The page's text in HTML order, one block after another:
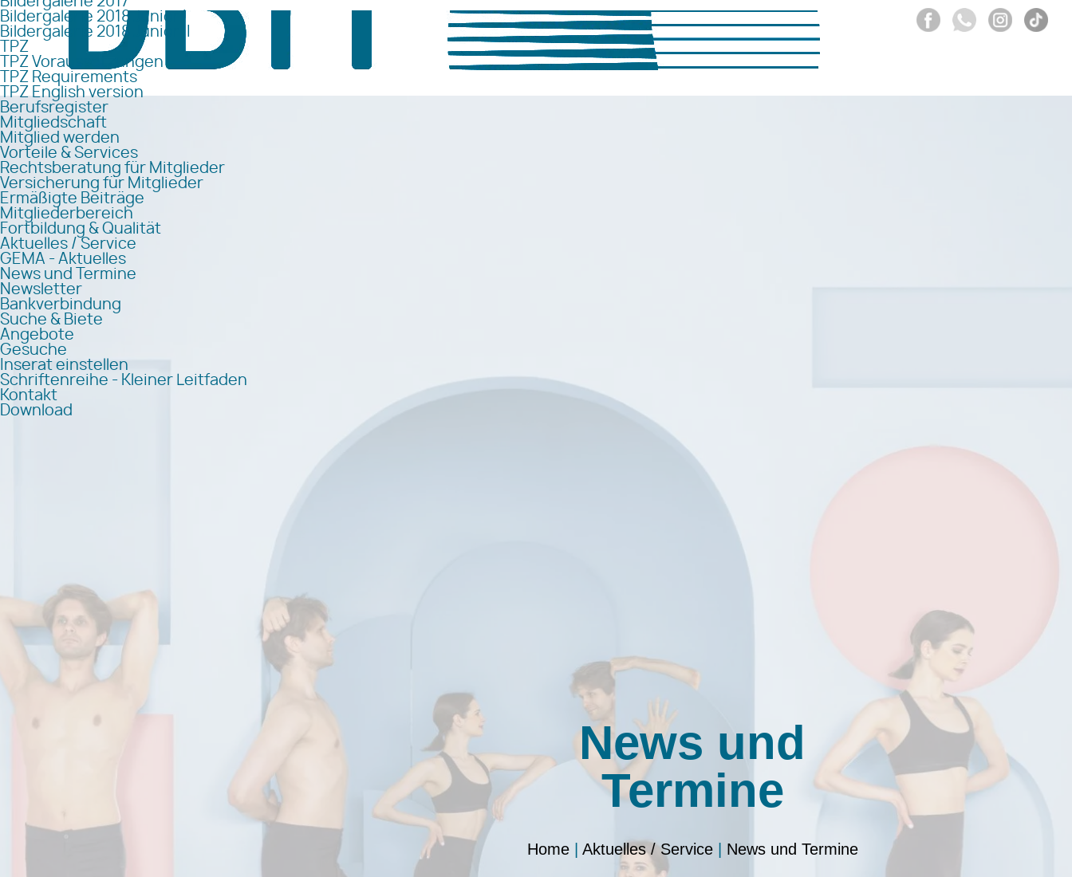
Bildergalerie 2018 Junior I
Bildergalerie 2018 Junior II
TPZ
TPZ Voraussetzungen
TPZ Requirements
TPZ English version
Berufsregister
Mitgliedschaft
Mitglied werden
Vorteile & Services
Rechtsberatung für Mitglieder
Versicherung für Mitglieder
Ermäßigte Beiträge
Mitgliederbereich
Fortbildung & Qualität
Aktuelles / Service
GEMA - Aktuelles
News und Termine
Newsletter
Bankverbindung
Suche & Biete
Angebote
Gesuche
Inserat einstellen
Schriftenreihe - Kleiner Leitfaden
Kontakt
Download
News und
Termine
Home| Aktuelles / Service| News und Termine